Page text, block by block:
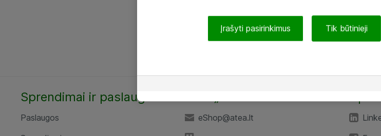
Sprendimai ir paslaugos
Paslaugos
eShop@atea.lt
Įrašyti pasirinkimus Tik būtinieji